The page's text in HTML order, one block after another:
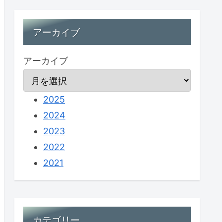
アーカイブ
アーカイブ
2025
2024
2023
2022
2021